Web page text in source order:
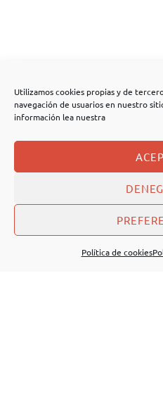
Utilizamos cookies propias y de
navegación de usuarios en nuestro
información lea nuestra
Política de cookies